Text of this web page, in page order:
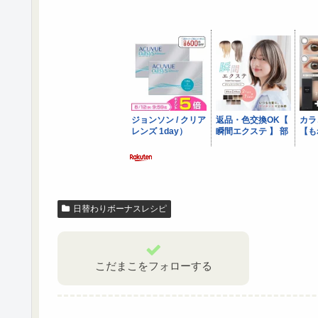
日替わりボーナスレシピ
こだまこをフォローする